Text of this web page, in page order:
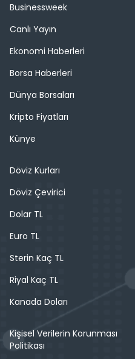
Businessweek
Canlı Yayın
Ekonomi Haberleri
Borsa Haberleri
Dünya Borsaları
Kripto Fiyatları
Künye
Döviz Kurları
Döviz Çevirici
Dolar TL
Euro TL
Sterin Kaç TL
Riyal Kaç TL
Kanada Doları
Kişisel Verilerin Korunması
Politikası